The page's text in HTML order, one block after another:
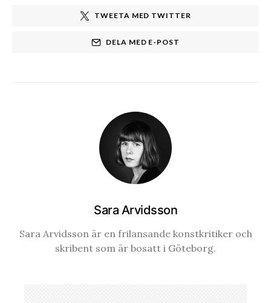
TWEETA MED TWITTER
DELA MED E-POST
Sara Arvidsson
Sara Arvidsson är en frilansande konstkritiker och
skribent som är bosatt i Göteborg.